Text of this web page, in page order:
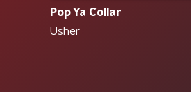
Pop Ya Collar
Usher